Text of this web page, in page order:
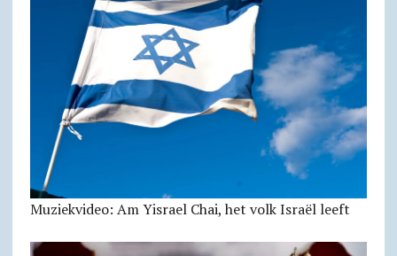
Muziekvideo: Am Yisrael Chai, het volk Israël leeft